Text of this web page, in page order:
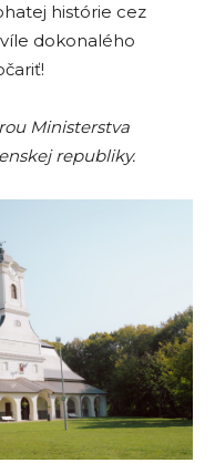
histórie cez
dokonalého
Ministerstva
republiky.